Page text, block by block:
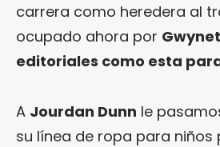
carrera como heredera al
ocupado ahora por
editoriales como esta
A Jourdan Dunn le
su línea de ropa para niños